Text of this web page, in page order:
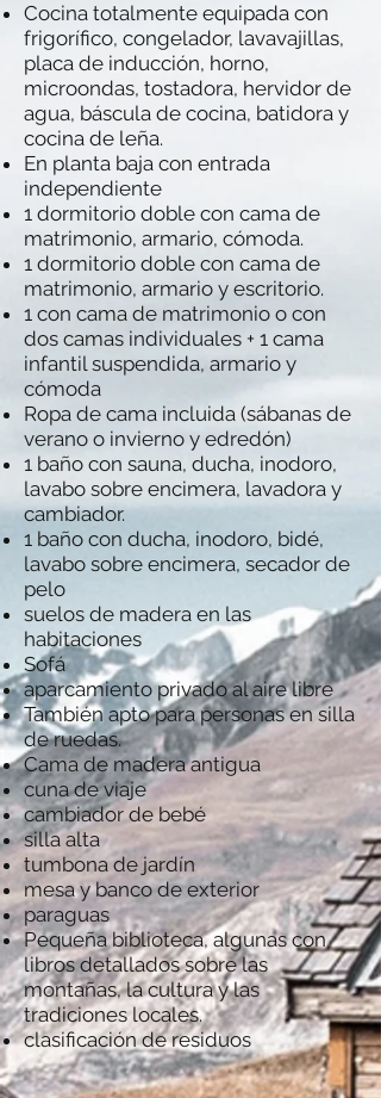
Cocina totalmente equipada con
frigorífico, congelador, lavavajillas,
placa de inducción, horno,
microondas, tostadora, hervidor de
agua, báscula de cocina, batidora y
cocina de leña.
En planta baja con entrada
independiente
1 dormitorio doble con cama de
matrimonio, armario, cómoda.
1 dormitorio doble con cama de
matrimonio, armario y escritorio.
1 con cama de matrimonio o con
dos camas individuales + 1 cama
infantil suspendida, armario y
cómoda
Ropa de cama incluida (sábanas de
verano o invierno y edredón)
1 baño con sauna, ducha, inodoro,
lavabo sobre encimera, lavadora y
cambiador.
1 baño con ducha, inodoro, bidé,
lavabo sobre encimera, secador de
pelo
suelos de madera en las
habitaciones
Sofá
aparcamiento privado al aire libre
También apto para personas en silla
de ruedas.
Cama de madera antigua
cuna de viaje
cambiador de bebé
silla alta
tumbona de jardín
mesa y banco de exterior
paraguas
Pequeña biblioteca, algunas con
libros detallados sobre las
montañas, la cultura y las
tradiciones locales.
clasificación de residuos